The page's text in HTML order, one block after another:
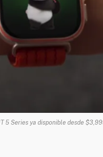
5 Series ya disponible desde